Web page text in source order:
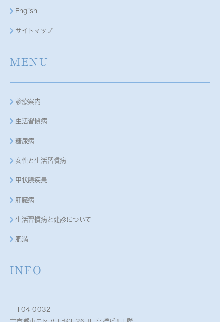
English
サイトマップ
MENU
診療案内
生活習慣病
糖尿病
女性と生活習慣病
甲状腺疾患
肝臓病
生活習慣病と健診について
肥満
INFO
〒104-0032